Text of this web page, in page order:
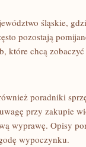
śląskie,
pozostają
które chcą
poradniki
przy zakupie
wyprawę. Opisy
wypoczynku.